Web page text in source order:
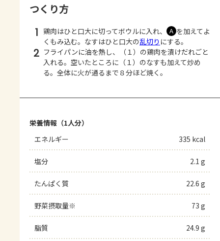
つくり方
1 鶏肉はひと口大に切ってボウルに入れ、 Ａ を加えてよ
くもみ込む。なすはひと口大の乱切り にする。
2 フライパンに油を熱し、（１）の鶏肉を漬けだれごと
入れる。空いたところに（１）のなすも加えて炒め
る。全体に火が通るまで８分ほど焼く。
栄養情報（1人分）
エネルギー
335 kcal
塩分 2.1 g
たんぱく質 22.6 g
野菜摂取量※ 73 g
脂質 24.9 g